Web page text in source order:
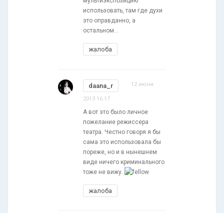
использовать, там где духи
это оправданно, а
остальном...
жалоба
daana_r 12 июня
2013 16:17
А вот это было личное
пожелание режиссера
театра. Честно говоря я бы
сама это использовала бы
пореже, но и в нынешнем
виде ничего криминального
тоже не вижу.
жалоба